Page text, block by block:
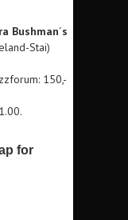
Bushman´s
Stai)
150,-
for